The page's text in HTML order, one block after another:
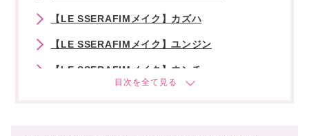
【LE SSERAFIMメイク】カズハ
【LE SSERAFIMメイク】ユンジン
【LE SSERAFIMメイク】ウンチェ